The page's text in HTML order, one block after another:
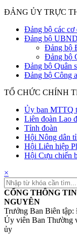
ĐẢNG ỦY TRỰC
Đảng bộ các
Đảng bộ
Đảng bộ
Đảng bộ
Đảng bộ Quân
Đảng bộ Công
TỔ CHỨC CHÍNH
Ủy ban MTTQ
Liên đoàn Lao
Tỉnh đoàn
Hội Nông dân
Hội Liên hiệp
Hội Cựu chiến
×
CỔNG THÔNG
NGUYÊN
Trưởng Ban Biên
Ủy viên Ban Thường
ủy